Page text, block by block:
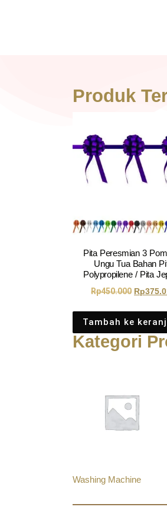
Produk
Pita Peresmian 3
Ungu Tua Bahan
Polypropilene / Pita
Rp450.000 Rp
Tambah ke
Kategori
Washing Machine